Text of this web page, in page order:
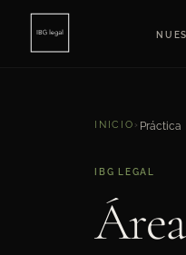
INICIO › Práctica
IBG LEGAL